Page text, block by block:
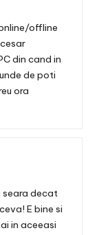
offline
din cand in
de poti
ora
seara decat
E bine si
in aceeasi